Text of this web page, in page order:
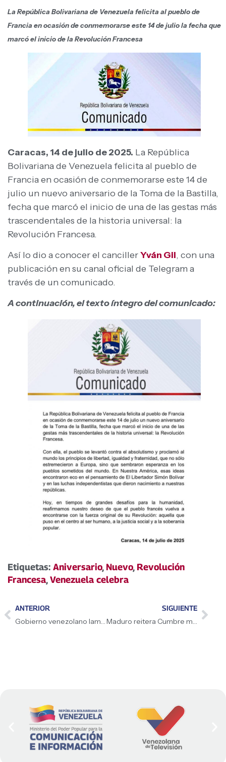
La República Bolivariana de Venezuela felicita al pueblo de
Francia en ocasión de conmemorarse este 14 de julio la fecha que
marcó el inicio de la Revolución Francesa
Caracas, 14 de julio de 2025. La República
Bolivariana de Venezuela felicita al pueblo de
Francia en ocasión de conmemorarse este 14 de
julio un nuevo aniversario de la Toma de la Bastilla,
fecha que marcó el inicio de una de las gestas más
trascendentales de la historia universal: la
Revolución Francesa.
Así lo dio a conocer el cancillerYván Gil, con una
publicación en su canal oficial de Telegram a
través de un comunicado.
A continuación, el texto íntegro del comunicado:
Etiquetas: Aniversario, Nuevo, Revolución
Francesa,Venezuela celebra
ANTERIOR
Gobierno venezolano lamenta fallecimiento del expresidente Muhammadu Buhari
SIGUIENTE
Maduro reitera Cumbre mundial por la Paz